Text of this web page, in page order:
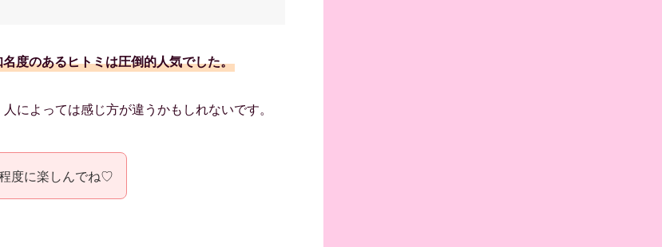
度のあるヒトミは圧倒的人気でした。
によっては感じ方が違うかもしれないです。
度に楽しんでね♡